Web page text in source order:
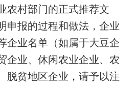
农村部门的正式推荐文
申报的过程和做法，企业
企业名单（如属于大豆企
企业、休闲农业企业、农
脱贫地区企业，请予以注